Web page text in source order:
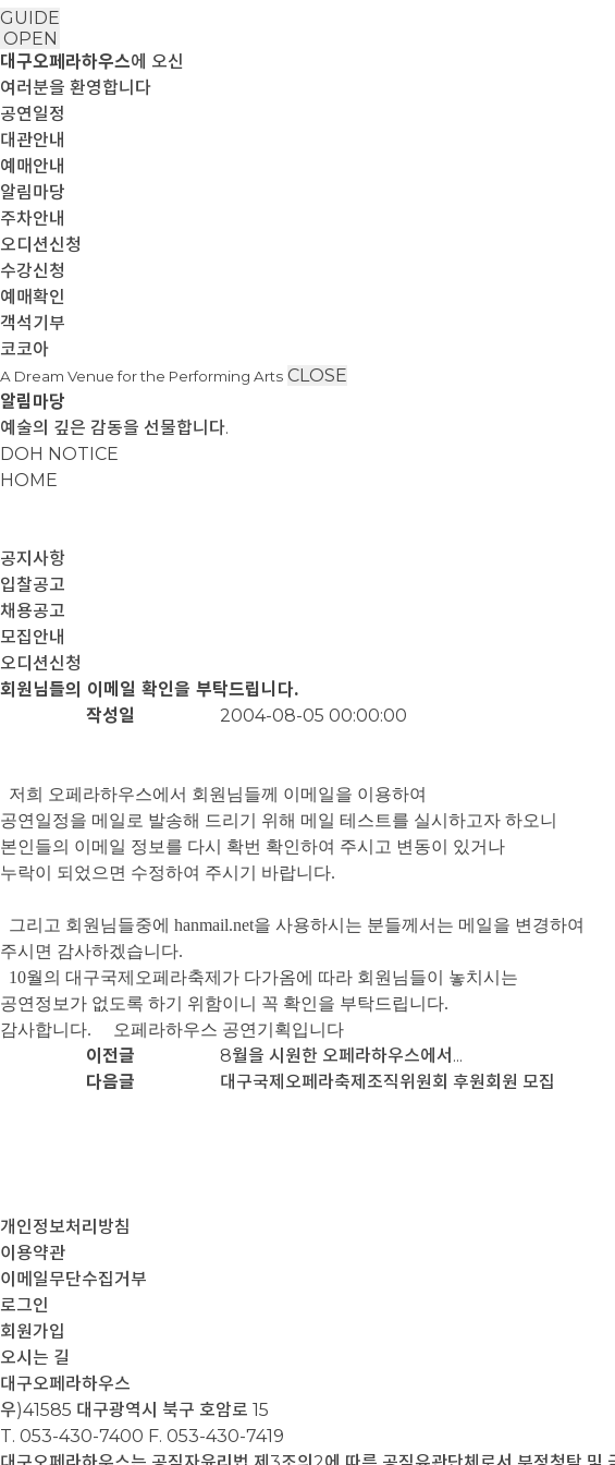
GUIDE
OPEN
대구오페라하우스에 오신
여러분을 환영합니다
공연일정
대관안내
예매안내
알림마당
주차안내
오디션신청
수강신청
예매확인
객석기부
코코아
A Dream Venue for the Performing Arts CLOSE
알림마당
예술의 깊은 감동을 선물합니다.
DOH NOTICE
HOME
공지사항
입찰공고
채용공고
모집안내
오디션신청
회원님들의 이메일 확인을 부탁드립니다.
작성일
2004-08-05 00:00:00
저희 오페라하우스에서 회원님들께 이메일을 이용하여
공연일정을 메일로 발송해 드리기 위해 메일 테스트를 실시하고자 하오니
본인들의 이메일 정보를 다시 확번 확인하여 주시고 변동이 있거나
누락이 되었으면 수정하여 주시기 바랍니다.
그리고 회원님들중에 hanmail.net을 사용하시는 분들께서는 메일을 변경하여
주시면 감사하겠습니다.
10월의 대구국제오페라축제가 다가옴에 따라 회원님들이 놓치시는
공연정보가 없도록 하기 위함이니 꼭 확인을 부탁드립니다.
감사합니다. 오페라하우스 공연기획입니다
이전글
8월을 시원한 오페라하우스에서...
다음글
대구국제오페라축제조직위원회 후원회원 모집
개인정보처리방침
이용약관
이메일무단수집거부
로그인
회원가입
오시는 길
대구오페라하우스
우)41585 대구광역시 북구 호암로 15
T. 053-430-7400 F. 053-430-7419